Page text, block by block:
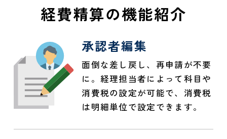
経費精算の機能紹介
承認者編集
面倒な差し戻し、再申請が不要
に。経理担当者によって科目や
消費税の設定が可能で、消費税
は明細単位で設定できます。